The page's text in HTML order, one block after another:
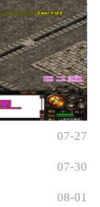
07-27
07-30
08-01